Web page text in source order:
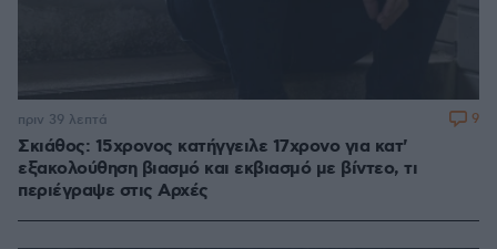
Σκιάθος: 15χρονος κατήγγειλε 17χρονο για κατ'
εξακολούθηση βιασμό και εκβιασμό με βίντεο, τι
περιέγραψε στις Αρχές
πριν 39 λεπτά 9